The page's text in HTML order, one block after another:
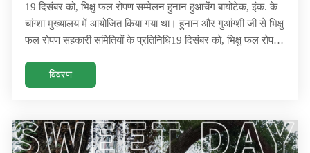
19 दिसंबर को, भिक्षु फल रोपण सम्मेलन हुनान हुआचेंग बायोटेक, इंक. के
चांग्शा मुख्यालय में आयोजित किया गया था। हुनान और गुआंग्शी जी से भिक्षु
फल रोपण सहकारी समितियों के प्रतिनिधि19 दिसंबर को, भिक्षु फल रोपण
किया गया था। हुनान और गुआंग्शी जी से भिक्षु फल रोपण सहकारी
समितियों के प्रतिनिधि
विवरण